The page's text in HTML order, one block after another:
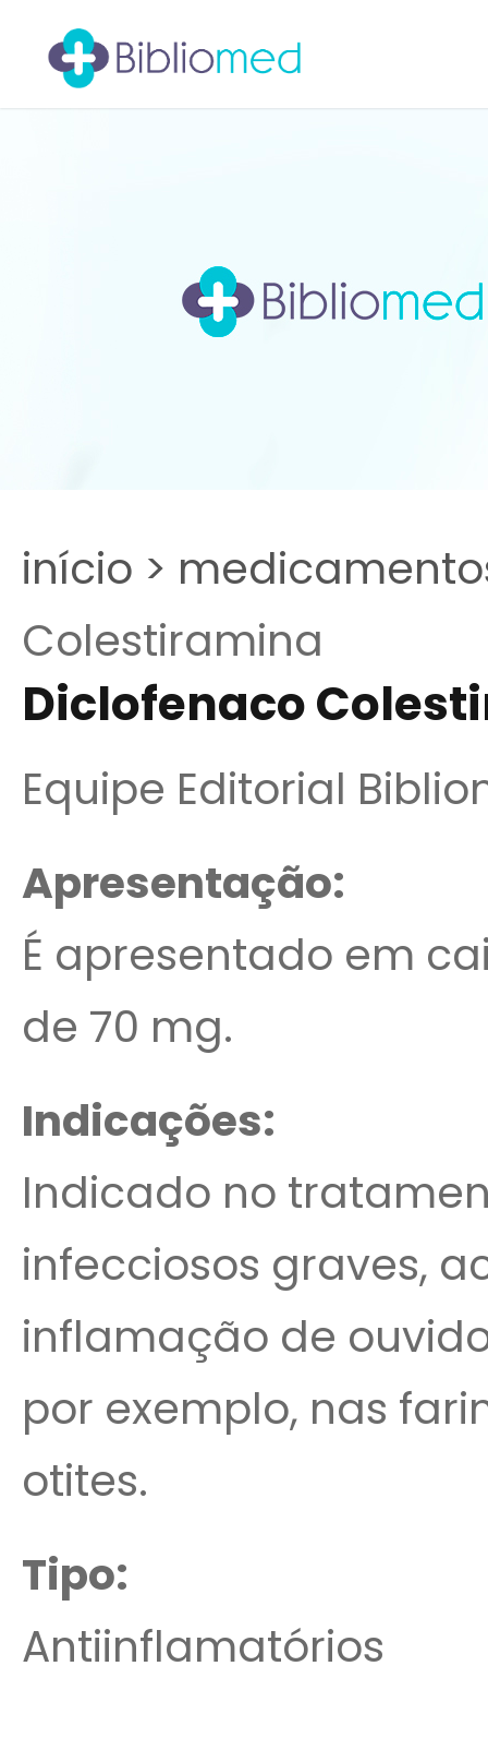
início >
Colestiramina
Diclofenaco
Equipe Editorial
Apresentação:
É apresentado em
de 70 mg.
Indicações:
Indicado no
infecciosos graves,
inflamação de
por exemplo, nas
otites.
Tipo:
Antiinflamatórios